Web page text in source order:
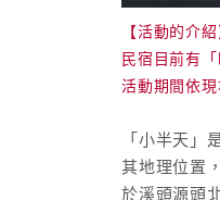
【活動的介紹
民宿目前有
活動期間依現
「小半天」
其地理位置
於溪頭源頭